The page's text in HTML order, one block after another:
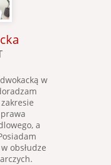
w
a
obsłudze